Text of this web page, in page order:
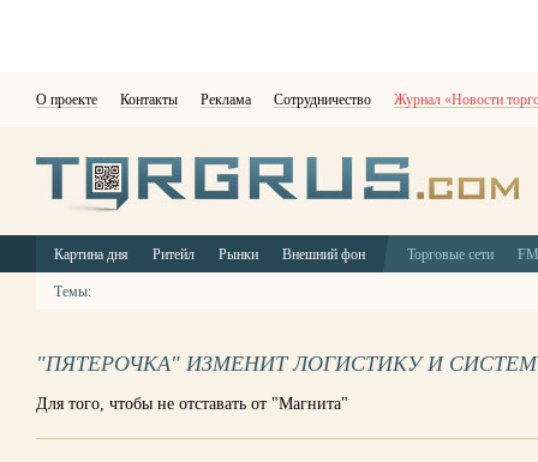
О проекте Контакты Реклама Сотрудничество Журнал «Новости
Картина дня Ритейл Рынки Внешний фон Торговые сети
Темы:
"ПЯТЕРОЧКА" ИЗМЕНИТ ЛОГИСТИКУ И
Для того, чтобы не отставать от "Магнита"